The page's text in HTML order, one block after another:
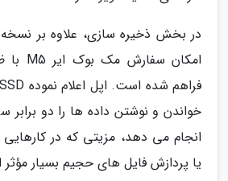
خواندن و نوشتن داده ها را دو برابر
انجام می دهد، مزیتی که در کارهایی
یا پردازش فایل های حجیم بسیار